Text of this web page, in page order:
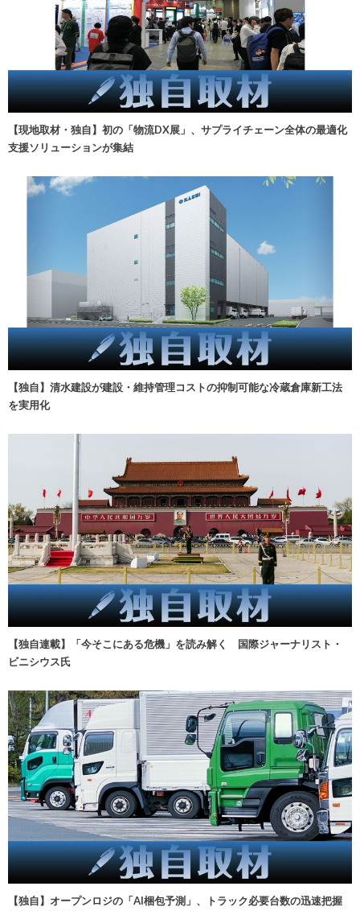
【現地取材・独自】初の「物流DX展」、サプライチェーン全体の最適化
支援ソリューションが集結
【独自】清水建設が建設・維持管理コストの抑制可能な冷蔵倉庫新工法
を実用化
【独自連載】「今そこにある危機」を読み解く 国際ジャーナリスト・
ビニシウス氏
【独自】オープンロジの「AI梱包予測」、トラック必要台数の迅速把握